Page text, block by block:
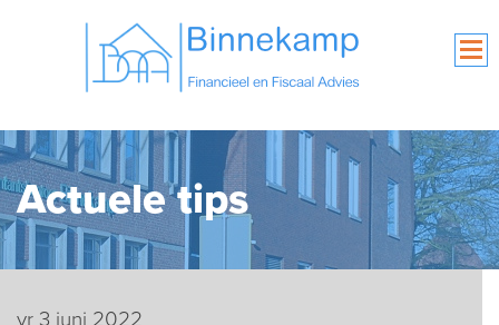
Actuele tips
vr 3 juni 2022